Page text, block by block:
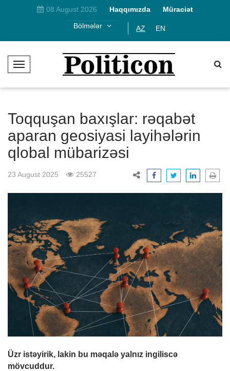
08 August 2026 Haqqımızda
Müraciət
Bölmələr
AZ EN
T
g
e
N
a
v
i
o
n
Toqquşan baxışlar: rəqabət
aparan geosiyasi layihələrin
qlobal mübarizəsi
23 August 2025 25527
Üzr istəyirik, lakin bu məqalə yalnız ingiliscə
mövcuddur.